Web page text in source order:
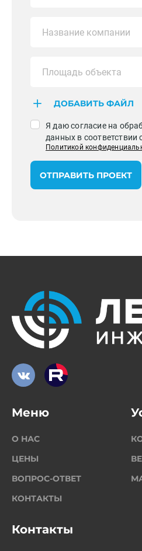
ДОБАВИТЬ ФАЙЛ
Я даю согласие на
данных в соответствии
Политикой
ОТПРАВИТЬ ПРОЕКТ
Контакты
Меню
О НАС
ЦЕНЫ
ВОПРОС-ОТВЕТ
КОНТАКТЫ